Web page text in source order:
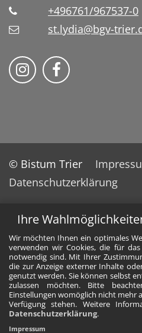
Ihre
Wir möchten Ihnen ein optimales
verwenden wir Cookies, die für
notwendig sind. Mit Ihrer
die zur Anzeige externer Inhalte
genutzt werden. Sie können selbst
zulassen möchten. Bitte
Einstellungen womöglich nicht mehr
Verfügung stehen. Weitere
Datenschutzerklärung.
Impressum
+496761/967537-0
st.lydia@bgv-
Wir auf Instragram
Wir auf
© Bistum Trier
Datenschutzerklärung